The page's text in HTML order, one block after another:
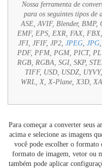
Nossa ferramenta de
para os seguintes tipos de
ASE, AVIF, Blender,
EMF, EPS, EXR, FAX,
JFI, JFIF, JP2, JPEG, JPG
PDF, PFM, PGM, PICT,
RGB, RGBA, SGI, SKP,
TIFF, USD, USDZ,
WRL, X, X-Plane, X3D,
Para começar a converter seus
acima e selecione as imagens
você pode escolher o formato
formato de imagem, vetor ou
também pode aplicar